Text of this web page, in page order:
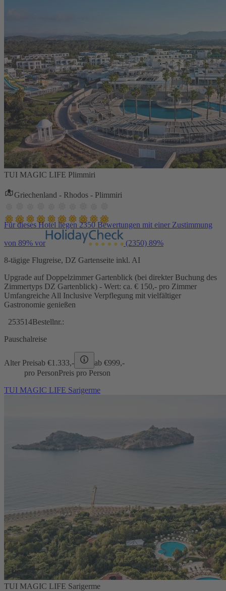
TUI MAGIC LIFE Plimmiri
Griechenland - Rhodos - Plimmiri
Für dieses Hotel liegen 2350 Bewertungen mit einer Zustimmung
von 89% vor (2350) 89%
8-tägige Flugreise, DZ Gartenseite inkl. AI
Upgrade auf Doppelzimmer Gartenblick (bei direkter Buchung des
Zimmertyps DZ Gartenblick) - Wert: ca. € 150,- pro Zimmer
Umfangreiche All Inclusive Verpflegung mit vielfältiger
Gastronomie genießen
253514Bestellnr.:
Pauschalreise
Alter Preisab €1.333,- ab €999,-
pro PersonPreis pro Person
TUI MAGIC LIFE Sarigerme
TUI MAGIC LIFE Sarigerme